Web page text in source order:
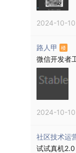
2024-10-10
路人甲
微信开发者
2024-10-10
试试真机2.0